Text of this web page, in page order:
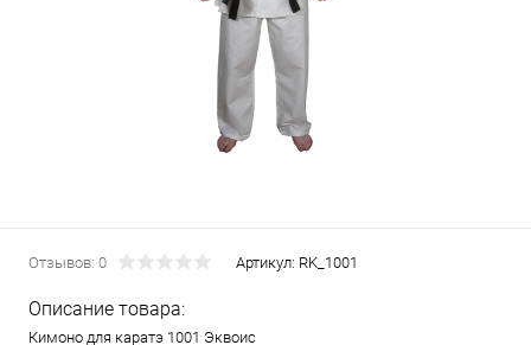
Отзывов: 0 Артикул: RK_1001
Описание товара:
Кимоно для каратэ 1001 Эквоис